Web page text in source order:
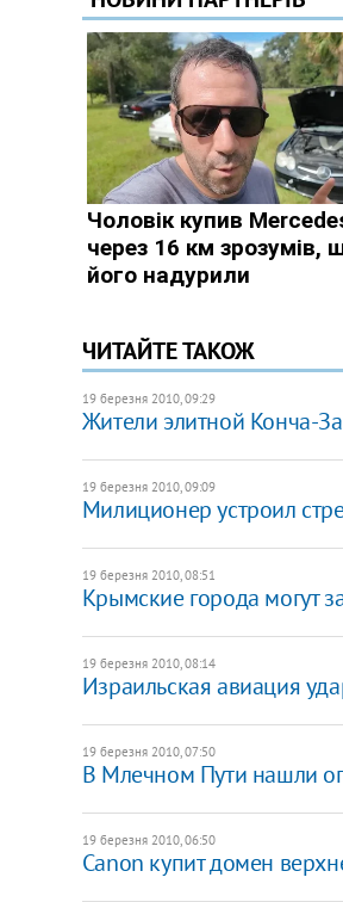
ЧИТАЙТЕ ТАКОЖ
19 березня 2010, 09:29
Жители элитной Конча-
19 березня 2010, 09:09
Милиционер устроил
19 березня 2010, 08:51
Крымские города могут
19 березня 2010, 08:14
Израильская авиация
19 березня 2010, 07:50
В Млечном Пути нашли
19 березня 2010, 06:50
Canon купит домен